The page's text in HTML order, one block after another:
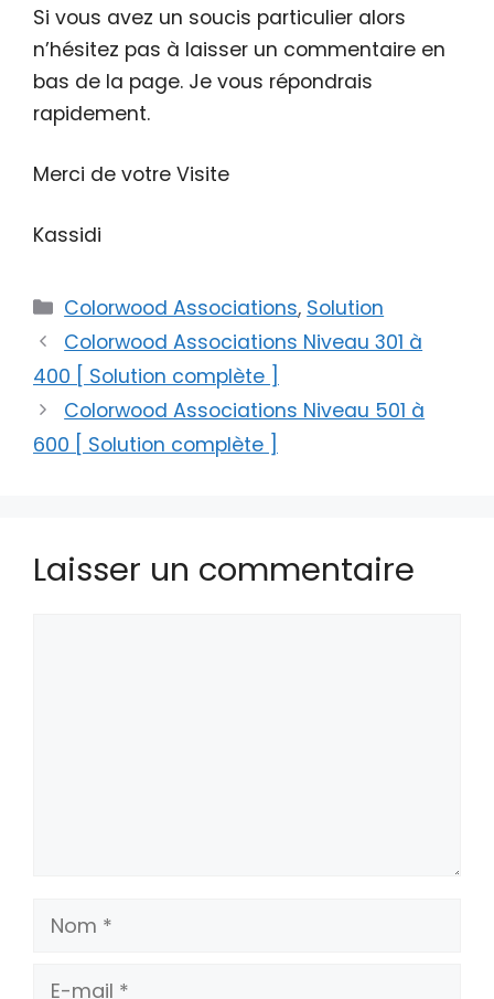
Si vous avez un soucis particulier alors
n’hésitez pas à laisser un commentaire en
bas de la page. Je vous répondrais
rapidement.
Merci de votre Visite
Kassidi
Catégories
Colorwood Associations, Solution
Colorwood Associations Niveau 301 à
400 [ Solution complète ]
Colorwood Associations Niveau 501 à
600 [ Solution complète ]
Laisser un commentaire
Nom
E-